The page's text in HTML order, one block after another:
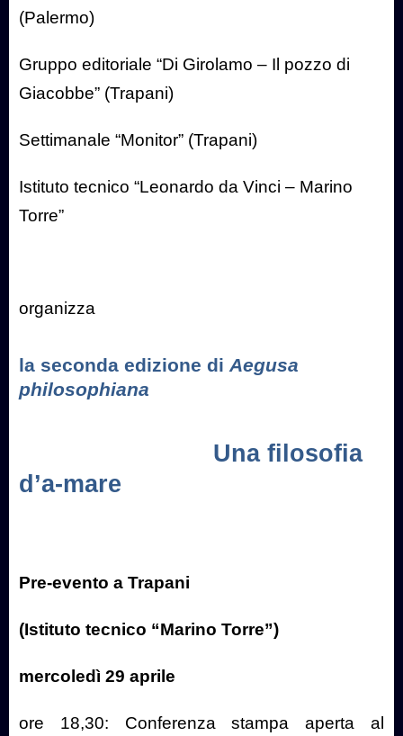
(Palermo)
Gruppo editoriale “Di Girolamo – Il pozzo di
Giacobbe” (Trapani)
Settimanale “Monitor” (Trapani)
Istituto tecnico “Leonardo da Vinci – Marino
Torre”
organizza
la seconda edizione diAegusa
philosophiana
Una filosofia
d’a-mare
Pre-evento a Trapani
(Istituto tecnico “Marino Torre”)
mercoledì 29 aprile
ore 18,30: Conferenza stampa aperta al